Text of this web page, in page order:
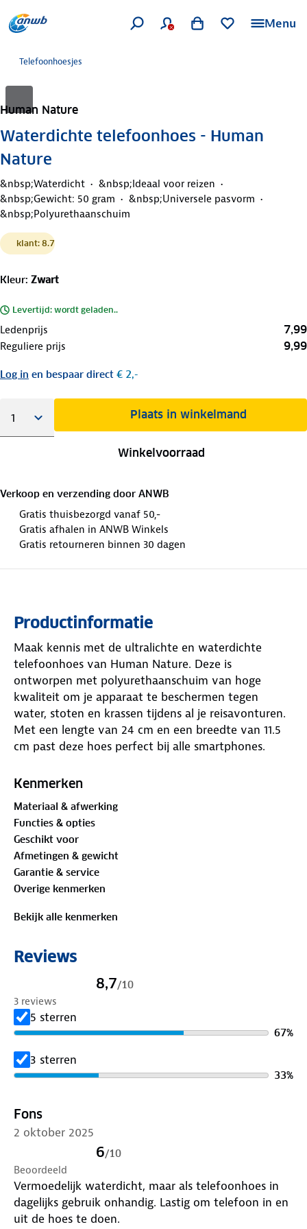
Menu
Telefoonhoesjes
Human Nature
Waterdichte telefoonhoes - Human
Nature
&nbsp;Waterdicht
&nbsp;Ideaal voor reizen
&nbsp;Gewicht: 50 gram
&nbsp;Universele pasvorm
&nbsp;Polyurethaanschuim
klant: 8.7
Kleur: Zwart
Levertijd: wordt geladen..
Ledenprijs 7,99
Reguliere prijs 9,99
Log in en bespaar direct € 2,-
Plaats in winkelmand
Winkelvoorraad
Verkoop en verzending door ANWB
Gratis thuisbezorgd vanaf 50,-
Gratis afhalen in ANWB Winkels
Gratis retourneren binnen 30 dagen
Productinformatie
Maak kennis met de ultralichte en waterdichte
telefoonhoes van Human Nature. Deze is
ontworpen met polyurethaanschuim van hoge
kwaliteit om je apparaat te beschermen tegen
water, stoten en krassen tijdens al je reisavonturen.
Met een lengte van 24 cm en een breedte van 11.5
cm past deze hoes perfect bij alle smartphones.
ontspanning aan het strand, biedt de telefoonhoes
een vleugje duurzaamheid.
Kenmerken
Materiaal & afwerking
Functies & opties
Geschikt voor
Afmetingen & gewicht
Garantie & service
Overige kenmerken
Bekijk alle kenmerken
Reviews
8,7/10
3 reviews
5 sterren
67%
3 sterren
33%
Fons
2 oktober 2025
6/10
Beoordeeld
Vermoedelijk waterdicht, maar als telefoonhoes in
dagelijks gebruik onhandig. Lastig om telefoon in en
uit de hoes te doen.